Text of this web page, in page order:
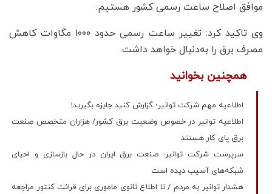
موافق اصلاح ساعت رسمی کشور هستیم.
وی تاکید کرد: تغییر ساعت رسمی حدود ۱۰۰۰ مگاوات کاهش
مصرف برق را به‌‌دنبال خواهد داشت.
همچنین بخوانید
اطلاعیه مهم شرکت توانیر؛ گزارش کنید جایزه بگیرید!
اطلاعیه توانیر در خصوص وضعیت برق کشور/ هزاران متخصص صنعت
برق پای کار هستند
سرپرست شرکت توانیر: صنعت برق ایران در حال بازسازی و احیای
شبکه‌های آسیب دیده است
هشدار توانیر به مردم / تا اطلاع ثانوی ماموری برای قرائت کنتور مراجعه